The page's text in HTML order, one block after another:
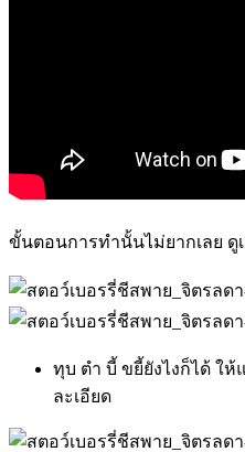
ขั้นตอนการทำนั้นไม่ยากเลย ดู
ทุบ ตำ บี้ ขยี้ยังไงก็ได้ ใ
ละเอียด